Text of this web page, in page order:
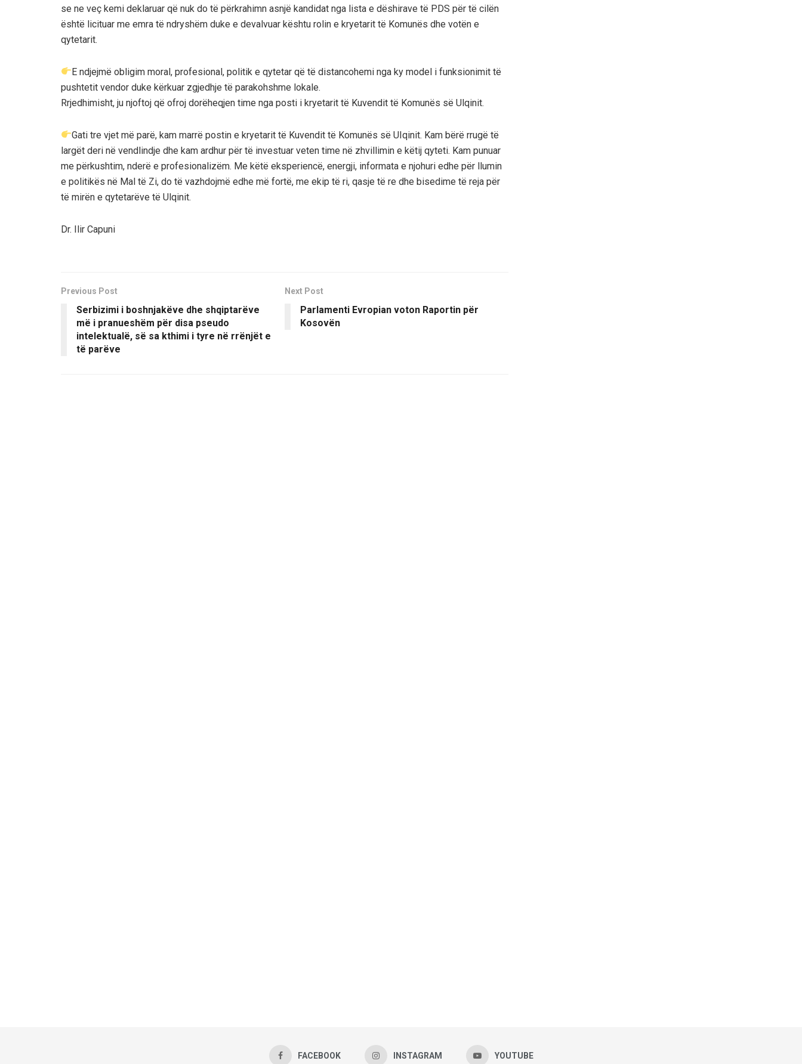
se ne veç kemi deklaruar që nuk do të përkrahimn asnjë kandidat nga lista e dëshirave të PDS për të cilën
është licituar me emra të ndryshëm duke e devalvuar kështu rolin e kryetarit të Komunës dhe votën e
qytetarit.
E ndjejmë obligim moral, profesional, politik e qytetar që të distancohemi nga ky model i funksionimit të
pushtetit vendor duke kërkuar zgjedhje të parakohshme lokale.
Rrjedhimisht, ju njoftoj që ofroj dorëheqjen time nga posti i kryetarit të Kuvendit të Komunës së Ulqinit.
Gati tre vjet më parë, kam marrë postin e kryetarit të Kuvendit të Komunës së UIqinit. Kam bërë rrugë të
largët deri në vendlindje dhe kam ardhur për të investuar veten time në zhvillimin e këtij qyteti. Kam punuar
me përkushtim, nderë e profesionalizëm. Me këtë eksperiencë, energji, informata e njohuri edhe për llumin
e politikës në Mal të Zi, do të vazhdojmë edhe më fortë, me ekip të ri, qasje të re dhe bisedime të reja për
të mirën e qytetarëve të Ulqinit.
Dr. Ilir Capuni
Previous Post
Serbizimi i boshnjakëve dhe shqiptarëve
më i pranueshëm për disa pseudo
intelektualë, së sa kthimi i tyre në rrënjët e
të parëve
Next Post
Parlamenti Evropian voton Raportin për
Kosovën
FACEBOOK INSTAGRAM YOUTUBE